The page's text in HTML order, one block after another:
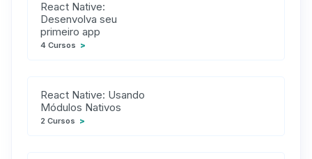
React Native:
Desenvolva seu
primeiro app
4 Cursos >
React Native: Usando
Módulos Nativos
2 Cursos >